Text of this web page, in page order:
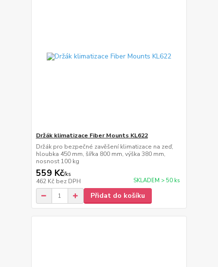
Držák klimatizace Fiber Mounts KL622
Držák pro bezpečné zavěšení klimatizace na zeď,
hloubka 450 mm, šířka 800 mm, výška 380 mm,
nosnost 100 kg
559 Kč/ks
462 Kč bez DPH SKLADEM > 50 ks
Přidat do košíku